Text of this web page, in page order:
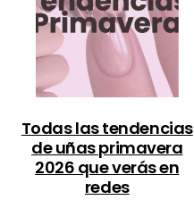
Todas las tendencias
de uñas primavera
2026 que verás en
redes